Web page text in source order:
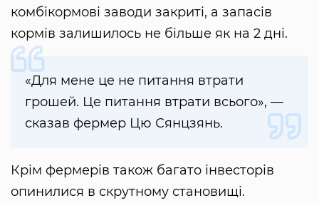
комбікормові заводи закриті, а запасів
кормів залишилось не більше як на 2 дні.
«Для мене це не питання втрати
грошей. Це питання втрати всього», —
сказав фермер Цю Сянцзянь.
Крім фермерів також багато інвесторів
опинилися в скрутному становищі.